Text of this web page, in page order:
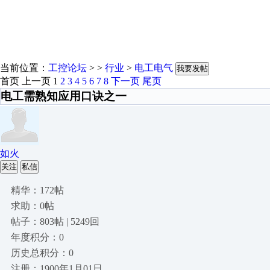
当前位置： 工控论坛 > > 行业 > 电工电气 我要发帖
首页 上一页 1 2 3 4 5 6 7 8 下一页 尾页
电工需熟知应用口诀之一
如火
关注 私信
精华：172帖
求助：0帖
帖子：803帖 | 5249回
年度积分：0
历史总积分：0